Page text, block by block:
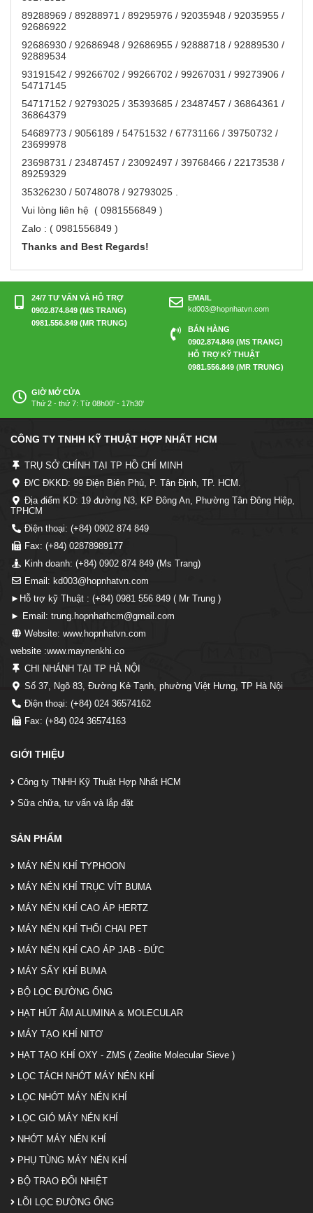
89288969 / 89288971 / 89295976 / 92035948 / 92035955 /
92686922
92686930 / 92686948 / 92686955 / 92888718 / 92889530 /
92889534
93191542 / 99266702 / 99266702 / 99267031 / 99273906 /
54717145
54717152 / 92793025 / 35393685 / 23487457 / 36864361 /
36864379
54689773 / 9056189 / 54751532 / 67731166 / 39750732 /
23699978
23698731 / 23487457 / 23092497 / 39768466 / 22173538 /
89259329
35326230 / 50748078 / 92793025 .
Vui lòng liên hệ ( 0981556849 )
Zalo : ( 0981556849 )
Thanks and Best Regards!
24/7 TƯ VẤN VÀ HỖ TRỢ
0902.874.849 (MS TRANG)
0981.556.849 (MR TRUNG)
EMAIL
kd003@hopnhatvn.com
BÁN HÀNG
0902.874.849 (MS TRANG)
HỖ TRỢ KỸ THUẬT
0981.556.849 (MR TRUNG)
GIỜ MỞ CỬA
Thứ 2 - thứ 7: Từ 08h00' - 17h30'
CÔNG TY TNHH KỸ THUẬT HỢP NHẤT HCM
TRỤ SỞ CHÍNH TẠI TP HỒ CHÍ MINH
Đ/C ĐKKD: 99 Điện Biên Phủ, P. Tân Định, TP. HCM.
Địa điểm KD: 19 đường N3, KP Đông An, Phường Tân Đông Hiệp,
TPHCM
Điện thoại: (+84) 0902 874 849
Fax: (+84) 02878989177
Kinh doanh: (+84) 0902 874 849 (Ms Trang)
Email: kd003@hopnhatvn.com
►Hỗ trợ kỹ Thuật : (+84) 0981 556 849 ( Mr Trung )
► Email: trung.hopnhathcm@gmail.com
Website: www.hopnhatvn.com
website :www.maynenkhi.co
CHI NHÁNH TẠI TP HÀ NỘI
Số 37, Ngõ 83, Đường Kẻ Tạnh, phường Việt Hưng, TP Hà Nội
Điện thoại: (+84) 024 36574162
Fax: (+84) 024 36574163
GIỚI THIỆU
Công ty TNHH Kỹ Thuật Hợp Nhất HCM
Sữa chữa, tư vấn và lắp đặt
SẢN PHẨM
MÁY NÉN KHÍ TYPHOON
MÁY NÉN KHÍ TRỤC VÍT BUMA
MÁY NÉN KHÍ CAO ÁP HERTZ
MÁY NÉN KHÍ THỔI CHAI PET
MÁY NÉN KHÍ CAO ÁP JAB - ĐỨC
MÁY SẤY KHÍ BUMA
BỘ LỌC ĐƯỜNG ỐNG
HẠT HÚT ẨM ALUMINA & MOLECULAR
MÁY TẠO KHÍ NITƠ
HẠT TẠO KHÍ OXY - ZMS ( Zeolite Molecular Sieve )
LỌC TÁCH NHỚT MÁY NÉN KHÍ
LỌC NHỚT MÁY NÉN KHÍ
LỌC GIÓ MÁY NÉN KHÍ
NHỚT MÁY NÉN KHÍ
PHỤ TÙNG MÁY NÉN KHÍ
BỘ TRAO ĐỔI NHIỆT
LÕI LỌC ĐƯỜNG ỐNG